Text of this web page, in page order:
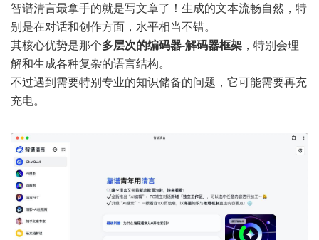
智谱清言最拿手的就是写文章了！生成的文本流畅自然，特
别是在对话和创作方面，水平相当不错。
其核心优势是那个多层次的编码器-解码器框架 ，特别会理
解和生成各种复杂的语言结构。
不过遇到需要特别专业的知识储备的问题，它可能需要再充
充电。